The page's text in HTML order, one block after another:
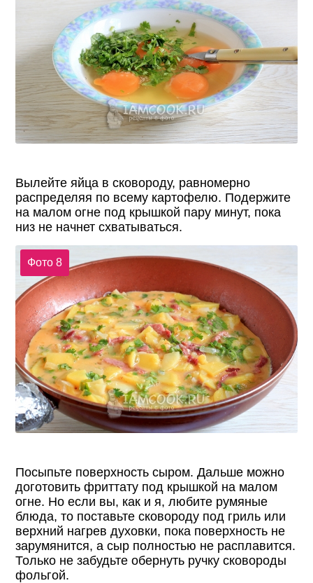
Вылейте яйца в сковороду, равномерно
распределяя по всему картофелю. Подержите
на малом огне под крышкой пару минут, пока
низ не начнет схватываться.
Фото 8
Посыпьте поверхность сыром. Дальше можно
доготовить фриттату под крышкой на малом
огне. Но если вы, как и я, любите румяные
блюда, то поставьте сковороду под гриль или
верхний нагрев духовки, пока поверхность не
зарумянится, а сыр полностью не расплавится.
Только не забудьте обернуть ручку сковороды
фольгой.